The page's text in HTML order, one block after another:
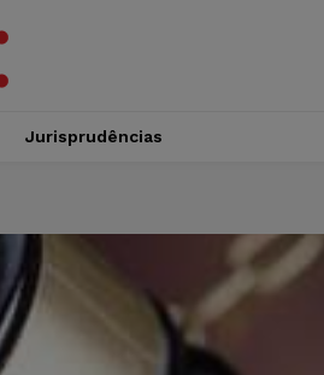
Jurisprudências